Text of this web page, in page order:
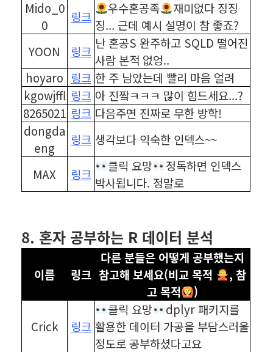
Mido_0
0
링크
우수혼공족
재미없다 징징
징... 근데 예시 설명이 참 좋죠?
YOON
링크
난 혼공S 완주하고 SQLD 떨어진
사람 본적 없엉..
hoyaro 링크 한 주 남았는데 빨리 마음 얼려
kgowjffl 링크 아 진짴ㅋㅋㅋ 많이 힘드세요...?
8265021 링크 다음주면 진짜로 무한 방학!
dongda
eng
링크 생각보다 익숙한 인덱스~~
MAX 링크
클릭 요망
정독하면 인덱스
박사됩니다. 정말로
8. 혼자 공부하는 R 데이터 분석
이름 링크
다른 분들은 어떻게 공부했는지
참고해 보세요(비교 목적
, 참
고 목적
)
Crick 링크
클릭 요망
dplyr 패키지를
활용한 데이터 가공을 부담스러울
정도로 공부하셨다고요